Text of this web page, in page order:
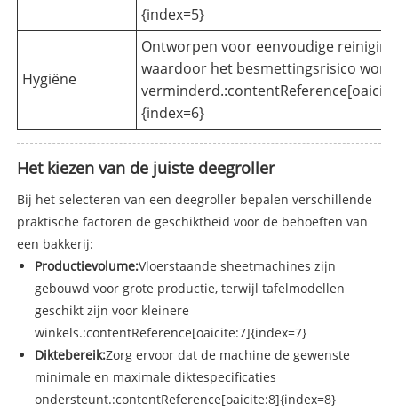
{index=5}
Hygiëne
Ontworpen voor eenvoudige
waardoor het besmettingsrisico
{index=6}
Het kiezen van de juiste deegroller
Bij het selecteren van een deegroller bepalen verschillende
praktische factoren de geschiktheid voor de behoeften van
een bakkerij:
Productievolume:Vloerstaande sheetmachines zijn
gebouwd voor grote productie, terwijl tafelmodellen
geschikt zijn voor kleinere
winkels.:contentReference[oaicite:7]{index=7}
Diktebereik:Zorg ervoor dat de machine de gewenste
minimale en maximale diktespecificaties
ondersteunt.:contentReference[oaicite:8]{index=8}